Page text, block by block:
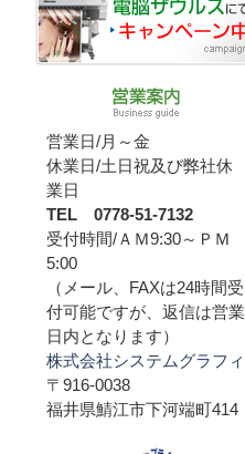
営業日/月～金
休業日/土日祝及び弊社休
業日
TEL 0778-51-7132
受付時間/ＡＭ9:30～ＰＭ
5:00
（メール、FAXは24時間受
付可能ですが、返信は営業
日内となります）
株式会社システムグラフィ
〒916-0038
福井県鯖江市下河端町414